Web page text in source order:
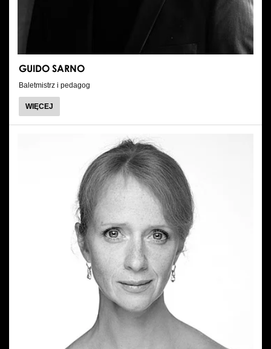
GUIDO SARNO
Baletmistrz i pedagog
WIĘCEJ
GUIDO